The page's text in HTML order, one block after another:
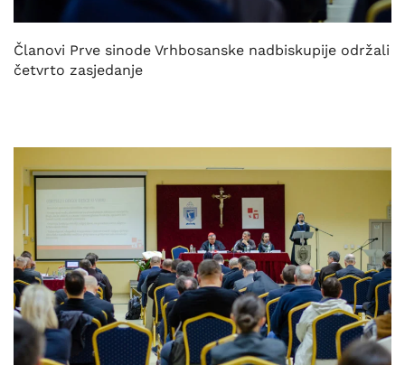
Članovi Prve sinode Vrhbosanske nadbiskupije održali
četvrto zasjedanje